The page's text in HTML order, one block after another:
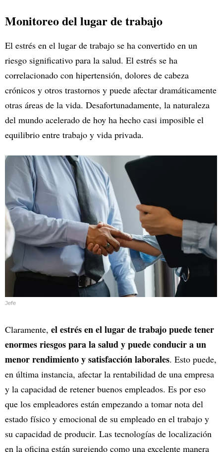
Monitoreo del lugar de trabajo
El estrés en el lugar de trabajo se ha convertido en un
riesgo significativo para la salud. El estrés se ha
correlacionado con hipertensión, dolores de cabeza
crónicos y otros trastornos y puede afectar dramáticamente
otras áreas de la vida. Desafortunadamente, la naturaleza
del mundo acelerado de hoy ha hecho casi imposible el
equilibrio entre trabajo y vida privada.
Jefe
Claramente, el estrés en el lugar de trabajo puede tener
enormes riesgos para la salud y puede conducir a un
menor rendimiento y satisfacción laborales. Esto puede,
en última instancia, afectar la rentabilidad de una empresa
y la capacidad de retener buenos empleados. Es por eso
que los empleadores están empezando a tomar nota del
estado físico y emocional de su empleado en el trabajo y
su capacidad de producir. Las tecnologías de localización
en la oficina están surgiendo como una excelente manera